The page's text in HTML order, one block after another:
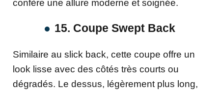
confère une allure moderne et soignée.
15. Coupe Swept Back
Similaire au slick back, cette coupe offre un
look lisse avec des côtés très courts ou
dégradés. Le dessus, légèrement plus long,